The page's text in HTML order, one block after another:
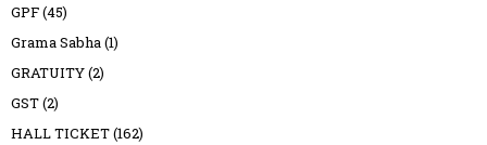
GPF(45)
Grama Sabha(1)
GRATUITY(2)
GST(2)
HALL TICKET(162)